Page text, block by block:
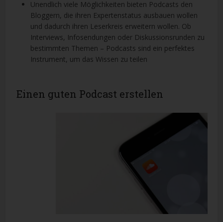
Unendlich viele Möglichkeiten bieten Podcasts den
Bloggern, die ihren Expertenstatus ausbauen wollen
und dadurch ihren Leserkreis erweitern wollen. Ob
Interviews, Infosendungen oder Diskussionsrunden zu
bestimmten Themen – Podcasts sind ein perfektes
Instrument, um das Wissen zu teilen
Einen guten Podcast erstellen